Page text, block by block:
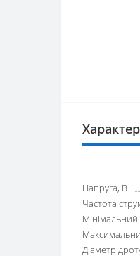
Напруга, В
Частота
Діаметр